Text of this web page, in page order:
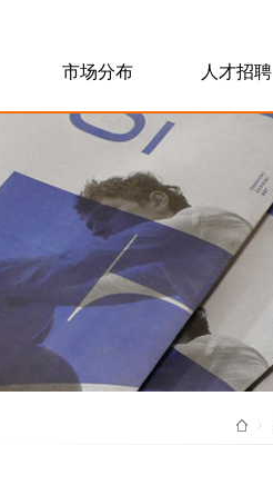
市场分布 人才招聘